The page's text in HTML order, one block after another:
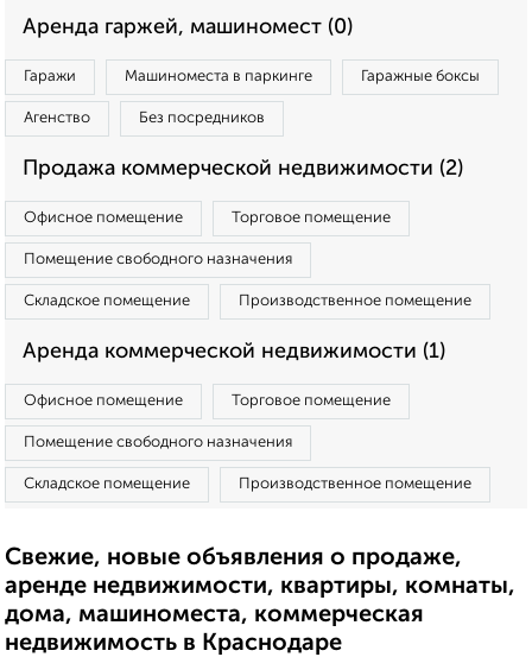
Аренда гаржей, машиномест (0)
Гаражи Машиноместа в паркинге Гаражные боксы
Агенство Без посредников
Продажа коммерческой недвижимости (2)
Офисное помещение Торговое помещение
Помещение свободного назначения
Складское помещение Производственное помещение
Аренда коммерческой недвижимости (1)
Офисное помещение Торговое помещение
Помещение свободного назначения
Складское помещение Производственное помещение
Свежие, новые объявления о продаже,
аренде недвижимости, квартиры, комнаты,
дома, машиноместа, коммерческая
недвижимость в Краснодаре